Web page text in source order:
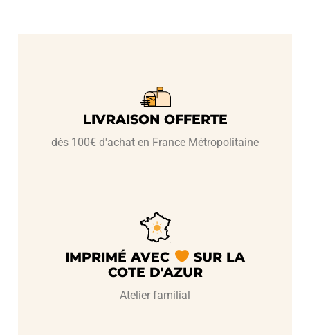
LIVRAISON OFFERTE
dès 100€ d'achat en France Métropolitaine
IMPRIMÉ AVEC
SUR LA
COTE D'AZUR
Atelier familial